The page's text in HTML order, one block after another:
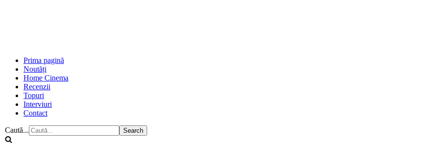
Prima pagină
Noutăți
Home Cinema
Recenzii
Topuri
Interviuri
Contact
Caută...